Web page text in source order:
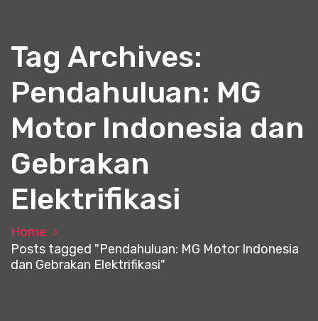
Tag Archives:
Pendahuluan: MG
Motor Indonesia dan
Gebrakan
Elektrifikasi
Home
Posts tagged "Pendahuluan: MG Motor Indonesia
dan Gebrakan Elektrifikasi"